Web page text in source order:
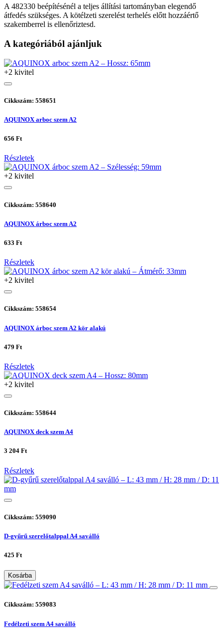
A 482330 beépítésénél a teljes állítási tartományban elegendő
átfedés szükséges. A kötélzeti szerelést terhelés előtt hozzáértő
szakemberrel is ellenőriztesd.
A kategóriából ajánljuk
+2 kivitel
Cikkszám: 558651
AQUINOX arboc szem A2
656 Ft
Részletek
+2 kivitel
Cikkszám: 558640
AQUINOX árboc szem A2
633 Ft
Részletek
+2 kivitel
Cikkszám: 558654
AQUINOX árboc szem A2 kör alakú
479 Ft
Részletek
+2 kivitel
Cikkszám: 558644
AQUINOX deck szem A4
3 204 Ft
Részletek
Cikkszám: 559090
D-gyűrű szerelőtalppal A4 saválló
425 Ft
Kosárba
Cikkszám: 559083
Fedélzeti szem A4 saválló